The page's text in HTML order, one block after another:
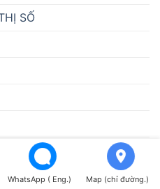
SỐ
XE
WhatsApp ( Eng.) Map (chỉ đường.)